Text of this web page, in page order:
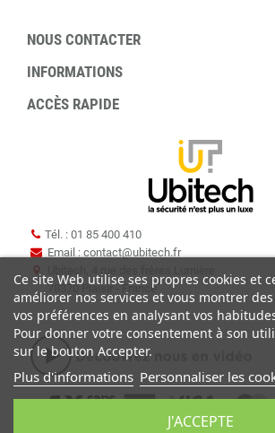
NOUS CONTACTER
INFORMATIONS
ACCÈS RAPIDE
Tél. : 01 85 400 410
Email : contact@ubitech.fr
78370 Plaisir - France
Ce site Web utilise ses propres cookies et
améliorer nos services et vous montrer
vos préférences en analysant vos
Pour donner votre consentement à son
sur le bouton Accepter.
Plus d'informations Personnaliser les
J'ACCEPTE